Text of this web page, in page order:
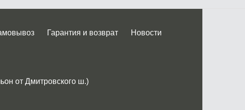
Гарантия и возврат Новости
от Дмитровского ш.)